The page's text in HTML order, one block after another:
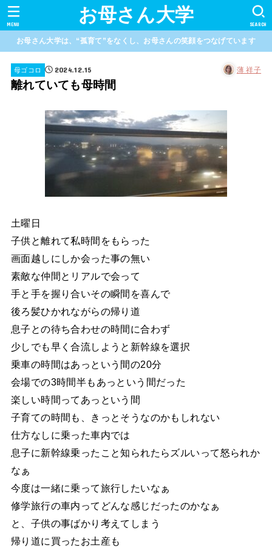
お母さん大学 SEARCH
MENU
お母さん大学は、“孤育て”をなくし、お母さんの笑顔をつなげています
母ゴコロ 2024.12.15 薄 祥子
離れていても母時間
土曜日
子供と離れて私時間をもらった
画面越しにしか会った事の無い
素敵な仲間とリアルで会って
手と手を握り合いその瞬間を喜んで
後ろ髪ひかれながらの帰り道
息子との待ち合わせの時間に合わず
少しでも早く合流しようと新幹線を選択
乗車の時間はあっという間の20分
会場での3時間半もあっという間だった
楽しい時間ってあっという間
子育ての時間も、きっとそうなのかもしれない
仕方なしに乗った車内では
息子に新幹線乗ったこと知られたらズルいって怒られか
なぁ
今度は一緒に乗って旅行したいなぁ
修学旅行の車内ってどんな感じだったのかなぁ
と、子供の事ばかり考えてしまう
帰り道に買ったお土産も